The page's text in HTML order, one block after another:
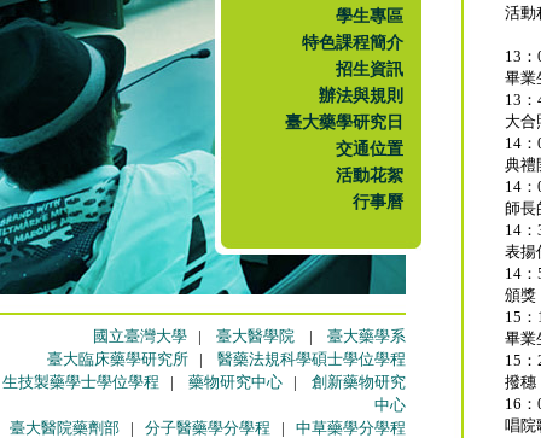
學生專區
特色課程簡介
招生資訊
辦法與規則
臺大藥學研究日
交通位置
活動花絮
行事曆
國立臺灣大學 | 臺大醫學院 | 臺大藥學系
臺大臨床藥學研究所 | 醫藥法規科學碩士學位學程
生技製藥學士學位學程 | 藥物研究中心 | 創新藥物研究
中心
臺大醫院藥劑部 | 分子醫藥學分學程 | 中草藥學分學程
活動
13
畢業
13
大合
14：
典禮
14
師長
14
表揚
14
頒獎
15
畢業
15
撥穗
16：
唱院